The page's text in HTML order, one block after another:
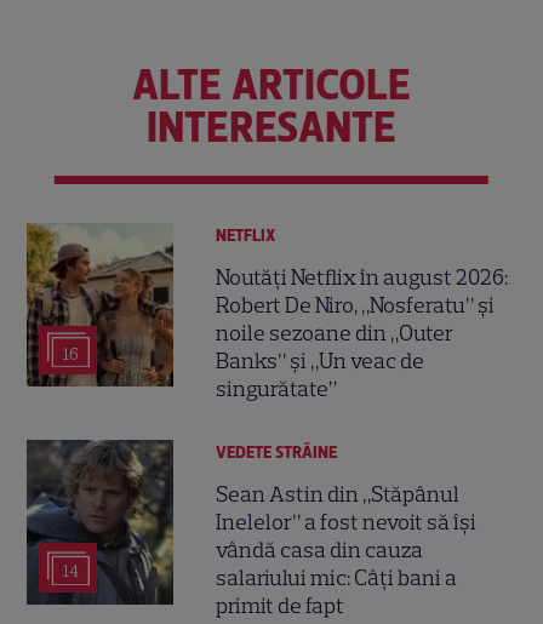
ALTE ARTICOLE
INTERESANTE
16
NETFLIX
Noutăți Netflix în august 2026:
Robert De Niro, „Nosferatu” și
noile sezoane din „Outer
Banks” și „Un veac de
singurătate”
14
VEDETE STRĂINE
Sean Astin din „Stăpânul
Inelelor” a fost nevoit să își
vândă casa din cauza
salariului mic: Câți bani a
primit de fapt